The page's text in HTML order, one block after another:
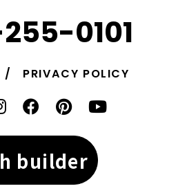
0101
PRIVACY POLICY
builder